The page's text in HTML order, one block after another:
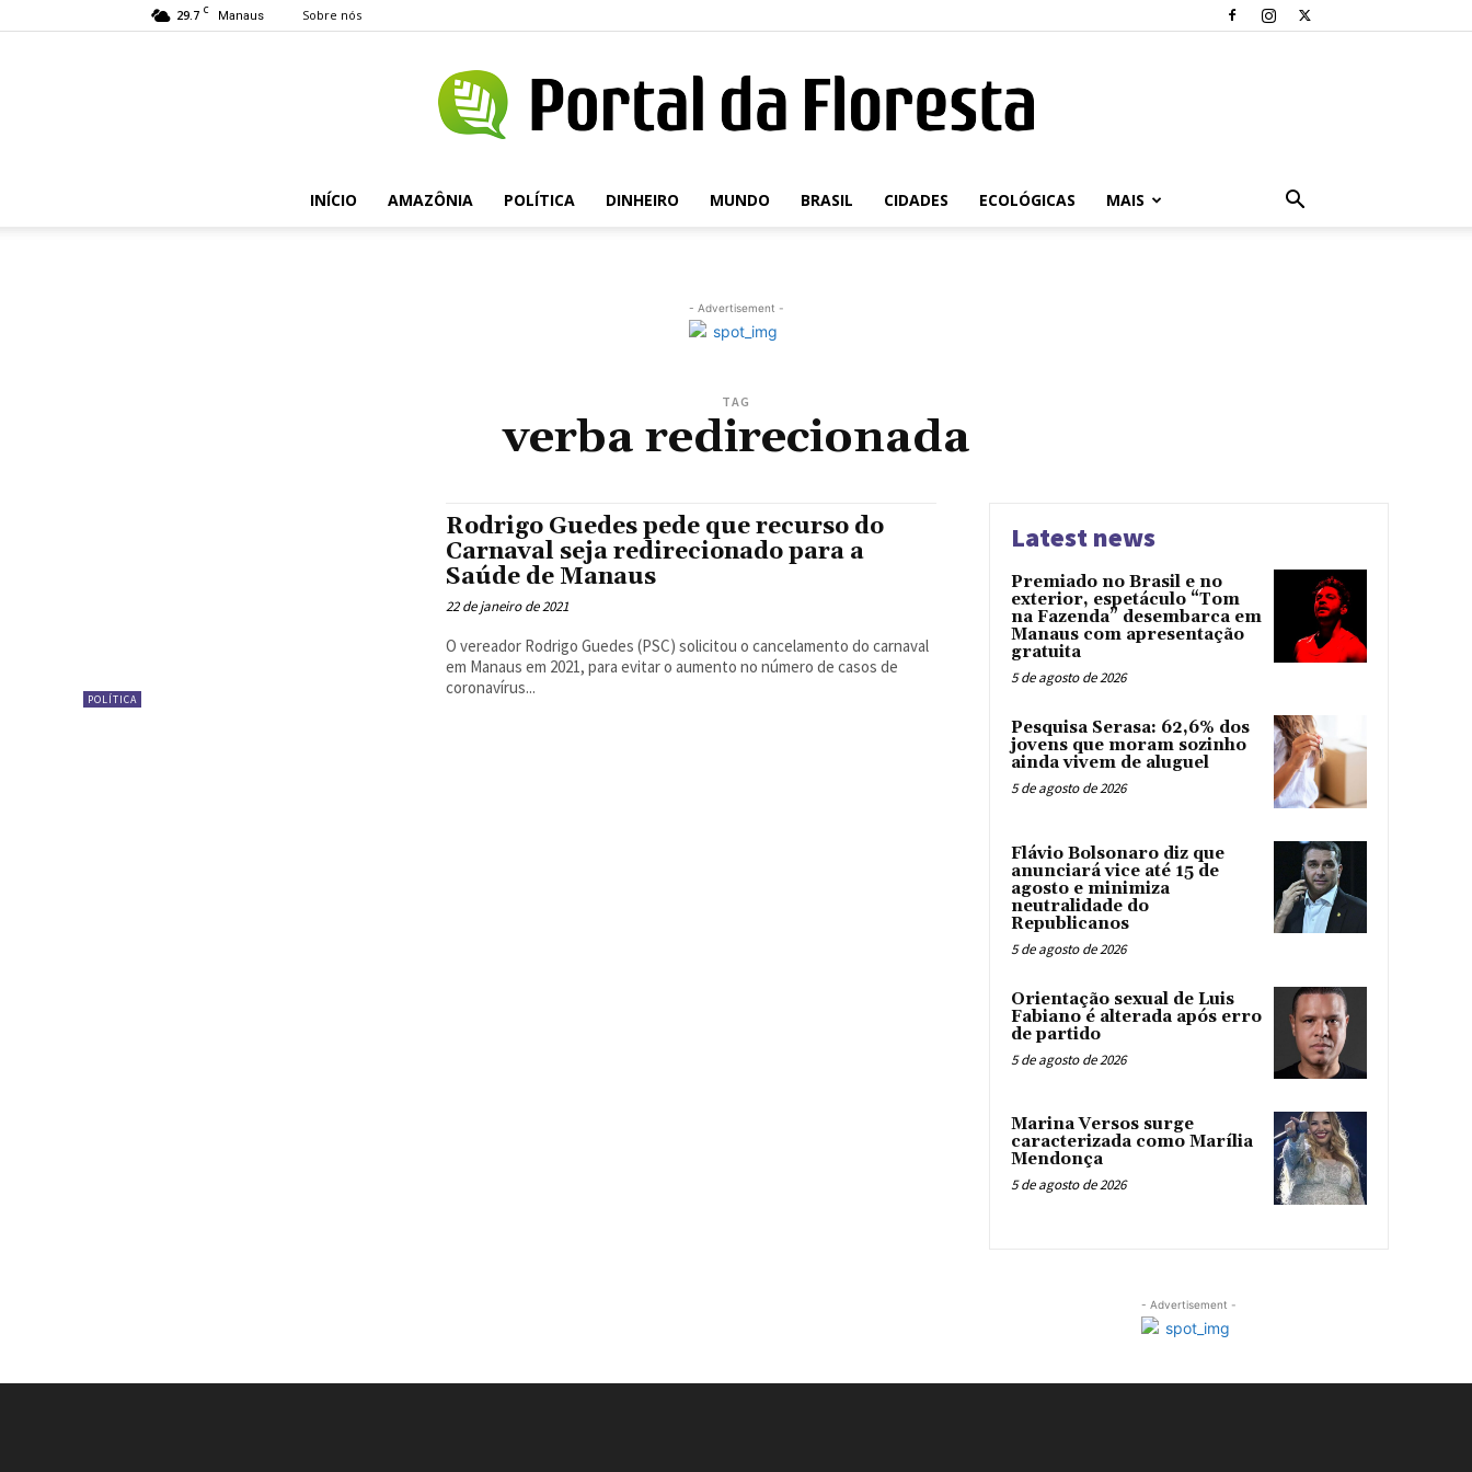
29.7 C Manaus Sobre nós
Portal
INÍCIO AMAZÔNIA POLÍTICA DINHEIRO MUNDO BRASIL CIDADES ECOLÓGICAS MAIS
- Advertisement -
TAG
verba redirecionada
POLÍTICA
Rodrigo Guedes pede que recurso do
Carnaval seja redirecionado para a
Saúde de Manaus
22 de janeiro de 2021
O vereador Rodrigo Guedes (PSC) solicitou o cancelamento do carnaval
em Manaus em 2021, para evitar o aumento no número de casos de
coronavírus...
Latest news
Premiado no Brasil e no
exterior, espetáculo “Tom
na Fazenda” desembarca em
Manaus com apresentação
gratuita
5 de agosto de 2026
Pesquisa Serasa: 62,6% dos
jovens que moram sozinho
ainda vivem de aluguel
5 de agosto de 2026
Flávio Bolsonaro diz que
anunciará vice até 15 de
agosto e minimiza
neutralidade do
Republicanos
5 de agosto de 2026
Orientação sexual de Luis
Fabiano é alterada após erro
de partido
5 de agosto de 2026
Marina Versos surge
caracterizada como Marília
Mendonça
5 de agosto de 2026
- Advertisement -